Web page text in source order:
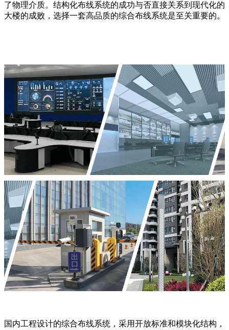
了物理介质。结构化布线系统的成功与否直接关系到现代化的
大楼的成败，选择一套高品质的综合布线系统是至关重要的。
国内工程设计的综合布线系统，采用开放标准和模块化结构，